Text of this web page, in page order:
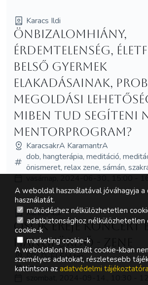
Karacs Ildi
Önbizalomhiány,
érdemtelenség,
belső gyermek
elakadásainak,
megoldási
miben tud segíteni
mentorprogram?
KaracsakrA KaramantrA
dob, hangterápia, meditáció,
önismeret, relax zene, sámán,
Karacs Ildi
Ősök ereje koncert
hangfürdő - ZENE
FÖLD-ELEM tér
zene
A weboldal használatával jóváhagyja a
használatát.
működéshez nélkülözhetetlen
adatbiztonsághoz nélkülözhetetlen
cookie-k
marketing cookie-k
A weboldalon használt cookie-kban
személyes adatokat, részletesebb
kattintson az adatvédelmi tájékoztatóra